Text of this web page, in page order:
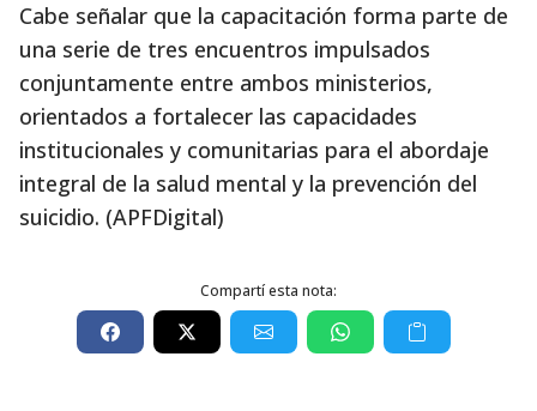
Cabe señalar que la capacitación forma parte de
una serie de tres encuentros impulsados
conjuntamente entre ambos ministerios,
orientados a fortalecer las capacidades
institucionales y comunitarias para el abordaje
integral de la salud mental y la prevención del
suicidio. (APFDigital)
Compartí esta nota: